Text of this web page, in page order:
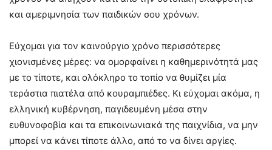
και αμεριμνησία των παιδικών σου χρόνων.
Εύχομαι για τον καινούργιο χρόνο περισσότερες
χιονισμένες μέρες: να ομορφαίνει η καθημερινότητά μας
με το τίποτε, και ολόκληρο το τοπίο να θυμίζει μία
τεράστια πιατέλα από κουραμπιέδες. Κι εύχομαι ακόμα, η
ελληνική κυβέρνηση, παγιδευμένη μέσα στην
ευθυνοφοβία και τα επικοινωνιακά της παιχνίδια, να μην
μπορεί να κάνει τίποτε άλλο, από το να δίνει αργίες.